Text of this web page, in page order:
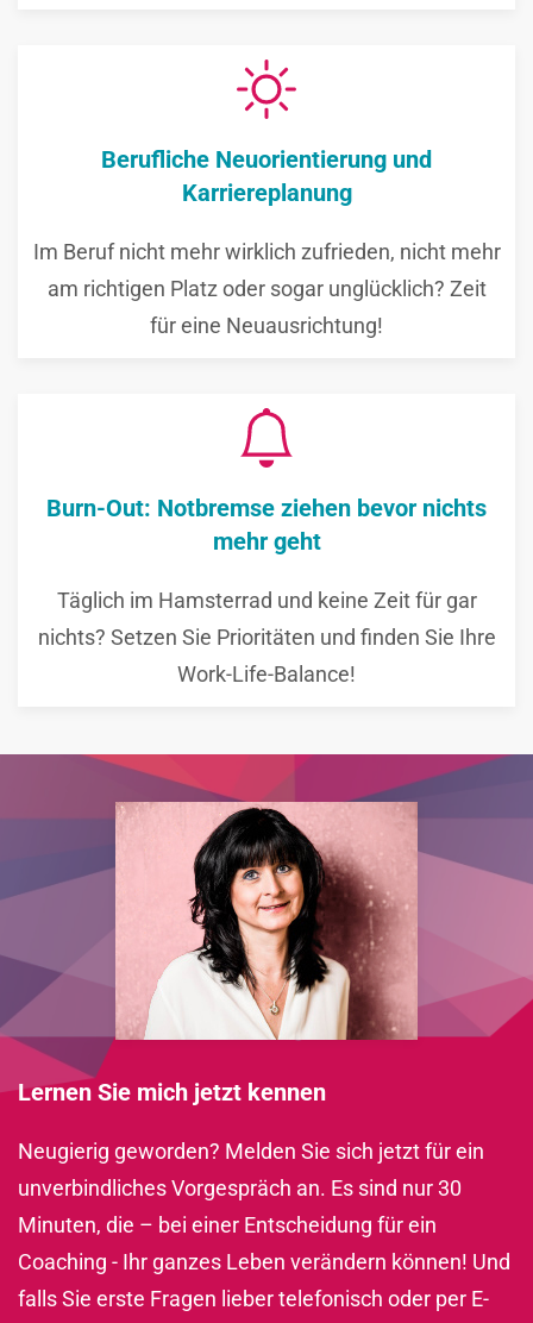
Berufliche Neuorientierung und
Karriereplanung
Im Beruf nicht mehr wirklich zufrieden, nicht mehr
am richtigen Platz oder sogar unglücklich? Zeit
für eine Neuausrichtung!
Burn-Out: Notbremse ziehen bevor nichts
mehr geht
Täglich im Hamsterrad und keine Zeit für gar
nichts? Setzen Sie Prioritäten und finden Sie Ihre
Work-Life-Balance!
Lernen Sie mich jetzt kennen
Neugierig geworden? Melden Sie sich jetzt für ein
unverbindliches Vorgespräch an. Es sind nur 30
Minuten, die – bei einer Entscheidung für ein
Coaching - Ihr ganzes Leben verändern können! Und
falls Sie erste Fragen lieber telefonisch oder per E-